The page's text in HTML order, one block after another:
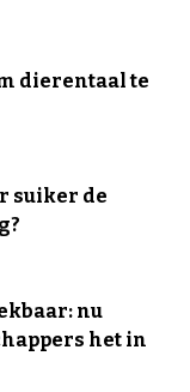
dierentaal te
suiker de
nu
het in